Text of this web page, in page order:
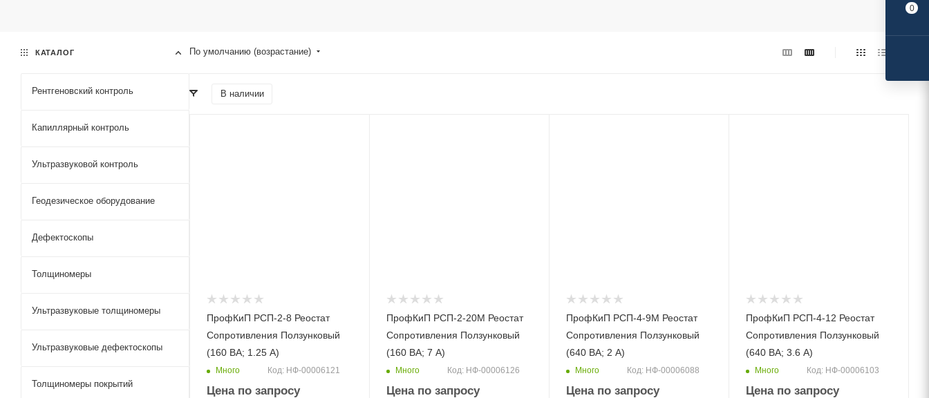
По умолчанию (возрастание)
В наличии
ПрофКиП РСП-2-8 Реостат
Сопротивления Ползунковый
(160 ВА; 1.25 А)
Много Код: НФ-00006121
Цена по запросу
ПрофКиП РСП-2-20М Реостат
Сопротивления Ползунковый
(160 ВА; 7 А)
Много Код: НФ-00006126
Цена по запросу
ПрофКиП РСП-4-9М Реостат
Сопротивления Ползунковый
(640 ВА; 2 А)
Много Код: НФ-00006088
Цена по запросу
ПрофКиП РСП-4-12 Реостат
Сопротивления Ползунковый
(640 ВА; 3.6 А)
Много Код: НФ-00006103
Цена по запросу
КАТАЛОГ
Рентгеновский контроль
Капиллярный контроль
Ультразвуковой контроль
Геодезическое оборудование
Дефектоскопы
Толщиномеры
Ультразвуковые толщиномеры
Ультразвуковые дефектоскопы
Толщиномеры покрытий
0